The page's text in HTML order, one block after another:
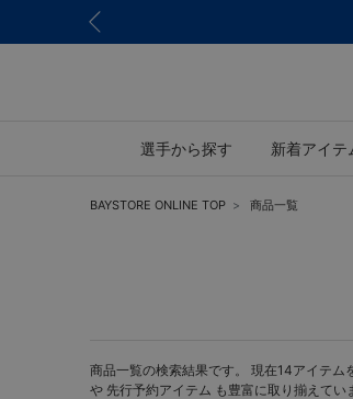
選手から探す 新着アイテ
BAYSTORE ONLINE TOP 商品一覧
商品一覧の検索結果です。 現在14アイテム
や 先行予約アイテム も豊富に取り揃えてい